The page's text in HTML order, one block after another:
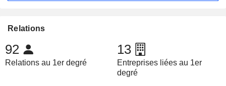
Relations
92
Relations au 1er degré
13
Entreprises liées au 1er
degré